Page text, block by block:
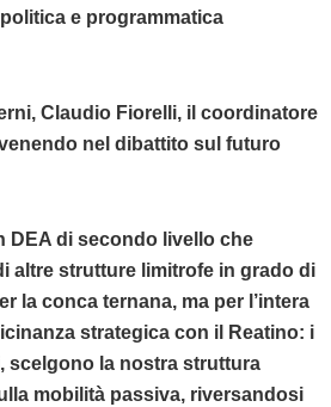
e programmatica
Claudio Fiorelli, il coordinatore
nel dibattito sul futuro
DEA di secondo livello che
altre strutture limitrofe in grado di
la conca ternana, ma per l’intera
strategica con il Reatino: i
scelgono la nostra struttura
mobilità passiva, riversandosi